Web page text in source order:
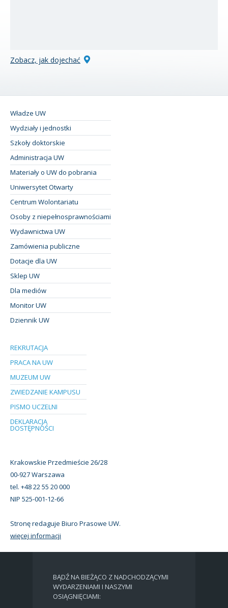
Zobacz, jak dojechać
Władze UW
Wydziały i jednostki
Szkoły doktorskie
Administracja UW
Materiały o UW do pobrania
Uniwersytet Otwarty
Centrum Wolontariatu
Osoby z niepełnosprawnościami
Wydawnictwa UW
Zamówienia publiczne
Dotacje dla UW
Sklep UW
Dla mediów
Monitor UW
Dziennik UW
REKRUTACJA
PRACA NA UW
MUZEUM UW
ZWIEDZANIE KAMPUSU
PISMO UCZELNI
DEKLARACJA
DOSTĘPNOŚCI
Krakowskie Przedmieście 26/28
00-927 Warszawa
tel. +48 22 55 20 000
NIP 525-001-12-66
Stronę redaguje Biuro Prasowe UW.
więcej informacji
BĄDŹ NA BIEŻĄCO Z NADCHODZĄCYMI
WYDARZENIAMI I NASZYMI
OSIĄGNIĘCIAMI: